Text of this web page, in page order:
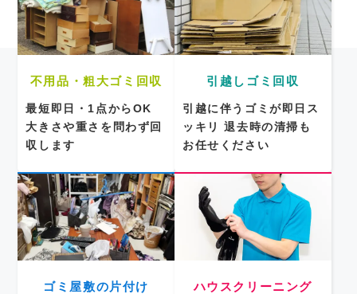
不用品・粗大ゴミ回収
最短即日・1点からOK
大きさや重さを問わず回
収します
引越しゴミ回収
引越に伴うゴミが即日ス
ッキリ
退去時の清掃も
お任せください
ゴミ屋敷の片付け ハウスクリーニング